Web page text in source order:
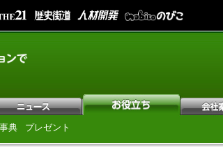
典 プレゼント